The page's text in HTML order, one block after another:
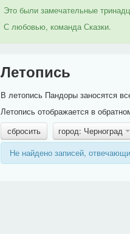
Это были замечательные
С любовью, команда Сказки.
Летопись
В летопись Пандоры заносятся
Летопись отображается в
сбросить
город: Черноград
Не найдено записей,